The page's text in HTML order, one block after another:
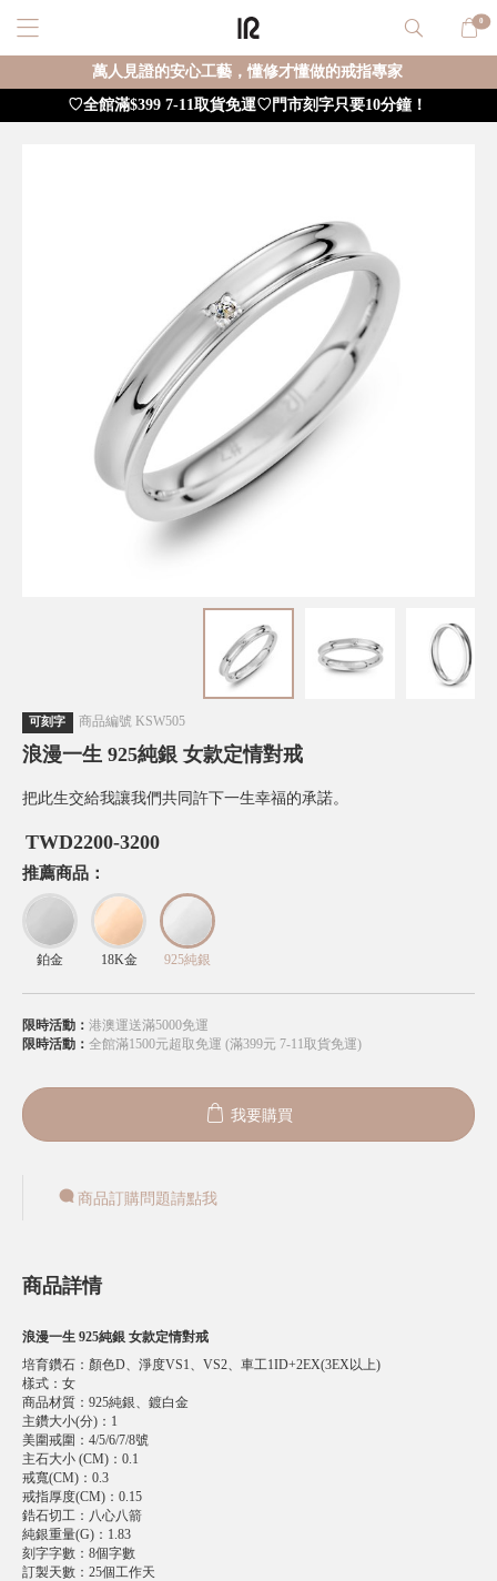
0
萬人見證的安心工藝，懂修才懂做的戒指專家
♡全館滿$399 7-11取貨免運♡門市刻字只要10分鐘！
可刻字 商品編號 KSW505
浪漫一生 925純銀 女款定情對戒
把此生交給我讓我們共同許下一生幸福的承諾。
TWD2200-3200
推薦商品：
鉑金 18K金 925純銀
限時活動： 港澳運送滿5000免運
限時活動： 全館滿1500元超取免運 (滿399元 7-11取貨免運)
我要購買
商品訂購問題請點我
商品詳情
浪漫一生 925純銀 女款定情對戒
培育鑽石 ： 顏色D、淨度VS1、VS2、車工1ID+2EX(3EX以上)
樣式 ： 女
商品材質 ： 925純銀、鍍白金
主鑽大小(分) ： 1
美圍戒圍 ： 4/5/6/7/8號
主石大小 (CM) ： 0.1
戒寬(CM) ： 0.3
戒指厚度(CM) ： 0.15
鋯石切工 ： 八心八箭
純銀重量(G) ： 1.83
刻字字數 ： 8個字數
訂製天數 ： 25個工作天